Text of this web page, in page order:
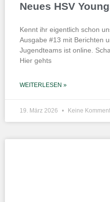
Neues HSV
Kennt ihr eigentlich schon
Ausgabe #13 mit Berichten
Jugendteams ist online.
Hier gehts
WEITERLESEN »
19. März 2026 Keine